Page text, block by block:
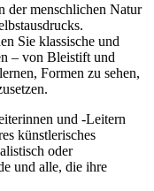
der menschlichen Natur
Sie klassische und
– von Bleistift und
Formen zu sehen,
und -Leitern
künstlerisches
oder
und alle, die ihre